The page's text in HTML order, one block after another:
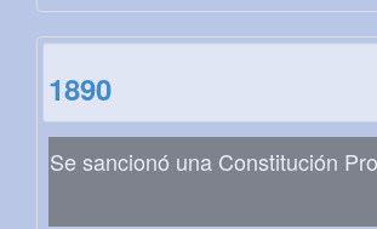
1890
Se sancionó una Constitución